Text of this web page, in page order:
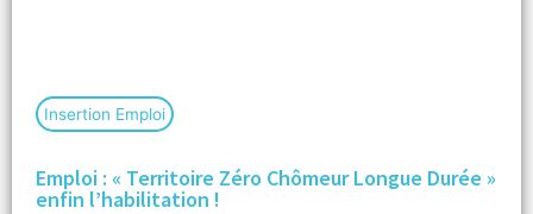
Insertion Emploi
Emploi : « Territoire Zéro Chômeur Longue Durée »
enfin l’habilitation !